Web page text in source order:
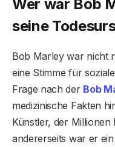
Wer war Bob
seine
Bob Marley war nicht
eine Stimme für
Frage nach der Bob
medizinische Fakten
Künstler, der
andererseits war er